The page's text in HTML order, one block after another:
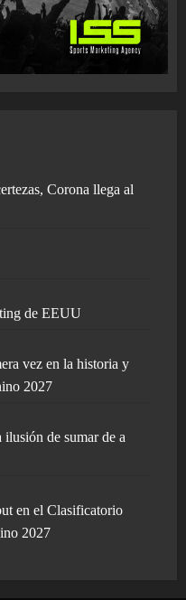
Corona llega al
de EEUU
vez en la historia y
2027
ilusión de sumar de a
en el Clasificatorio
2027